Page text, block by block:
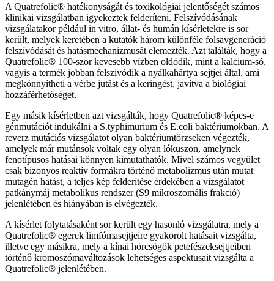
A Quatrefolic® hatékonyságát és toxikológiai jelentőségét számos
klinikai vizsgálatban igyekeztek felderíteni. Felszívódásának
vizsgálatakor például in vitro, állat- és humán kísérletekre is sor
került, melyek keretében a kutatók három különféle folsavgeneráció
felszívódását és hatásmechanizmusát elemezték. Azt találták, hogy a
Quatrefolic® 100-szor kevesebb vízben oldódik, mint a kalcium-só,
vagyis a termék jobban felszívódik a nyálkahártya sejtjei által, ami
megkönnyítheti a vérbe jutást és a keringést, javítva a biológiai
hozzáférhetőséget.
Egy másik kísérletben azt vizsgálták, hogy Quatrefolic® képes-e
génmutációt indukálni a S.typhimurium és E.coli baktériumokban. A
reverz mutációs vizsgálatot olyan baktériumtörzseken végezték,
amelyek már mutánsok voltak egy olyan lókuszon, amelynek
fenotípusos hatásai könnyen kimutathatók. Mivel számos vegyület
csak bizonyos reaktív formákra történő metabolizmus után mutat
mutagén hatást, a teljes kép felderítése érdekében a vizsgálatot
patkánymáj metabolikus rendszer (S9 mikroszomális frakció)
jelenlétében és hiányában is elvégezték.
A kísérlet folytatásaként sor került egy hasonló vizsgálatra, mely a
Quatrefolic® egerek limfómasejtjeire gyakorolt hatásait vizsgálta,
illetve egy másikra, mely a kínai hörcsögök petefészeksejtjeiben
történő kromoszómaváltozások lehetséges aspektusait vizsgálta a
Quatrefolic® jelenlétében.